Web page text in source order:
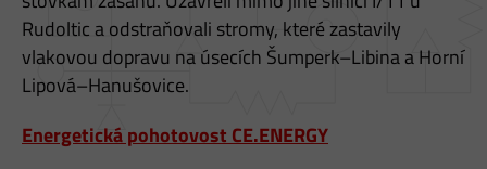
Rudoltic a odstraňovali stromy, které zastavily
vlakovou dopravu na úsecích Šumperk–Libina a Horní
Lipová–Hanušovice.
Energetická pohotovost CE.ENERGY